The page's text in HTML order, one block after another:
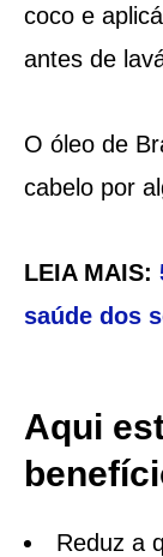
coco e
antes de
O óleo de
cabelo por
LEIA MAIS:
saúde dos
Aqui
Reduz a